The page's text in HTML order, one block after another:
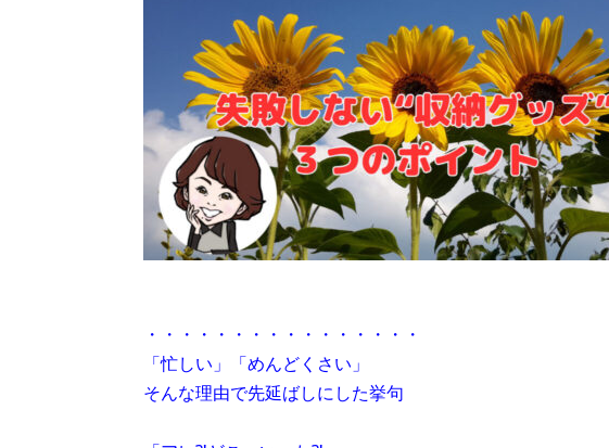
・・・・・・・・・・・・・・・・
「忙しい」「めんどくさい」
そんな理由で先延ばしにした挙句